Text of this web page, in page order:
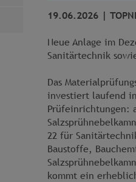
19.06.2026
Neue Anlage im
Sanitärtechnik
Das
investiert laufend
Prüfeinrichtungen:
22 für
Baustoffe,
kommt ein